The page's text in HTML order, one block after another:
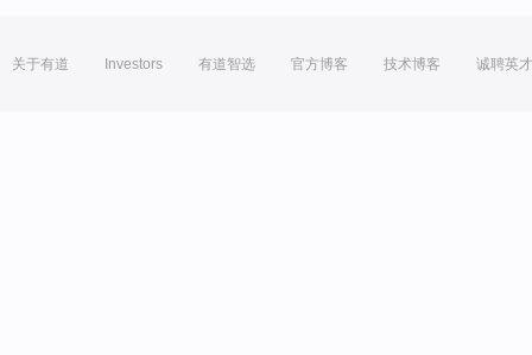
关于有道 Investors 有道智选 官方博客 技术博客 诚聘英才